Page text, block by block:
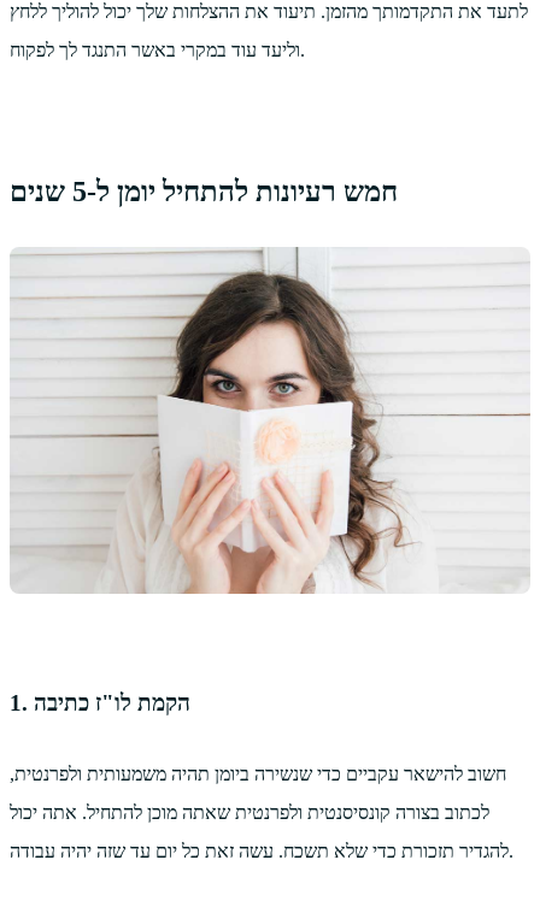
לתעד את התקדמותך מהזמן. תיעוד את ההצלחות שלך יכול להוליך ללחץ
וליעד עוד במקרי באשר התנגד לך לפקוח.
חמש רעיונות להתחיל יומן ל-5 שנים
1. הקמת לו"ז כתיבה
חשוב להישאר עקביים כדי שנשירה ביומן תהיה משמעותית ולפרנטית,
לכתוב בצורה קונסיסנטית ולפרנטית שאתה מוכן להתחיל. אתה יכול
להגדיר תזכורת כדי שלא תשכח. עשה זאת כל יום עד שזה יהיה עבודה.